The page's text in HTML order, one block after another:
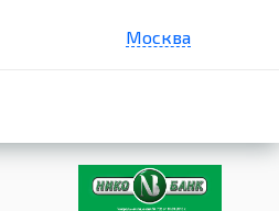
Москва
Краснодар
Нижний Новгород